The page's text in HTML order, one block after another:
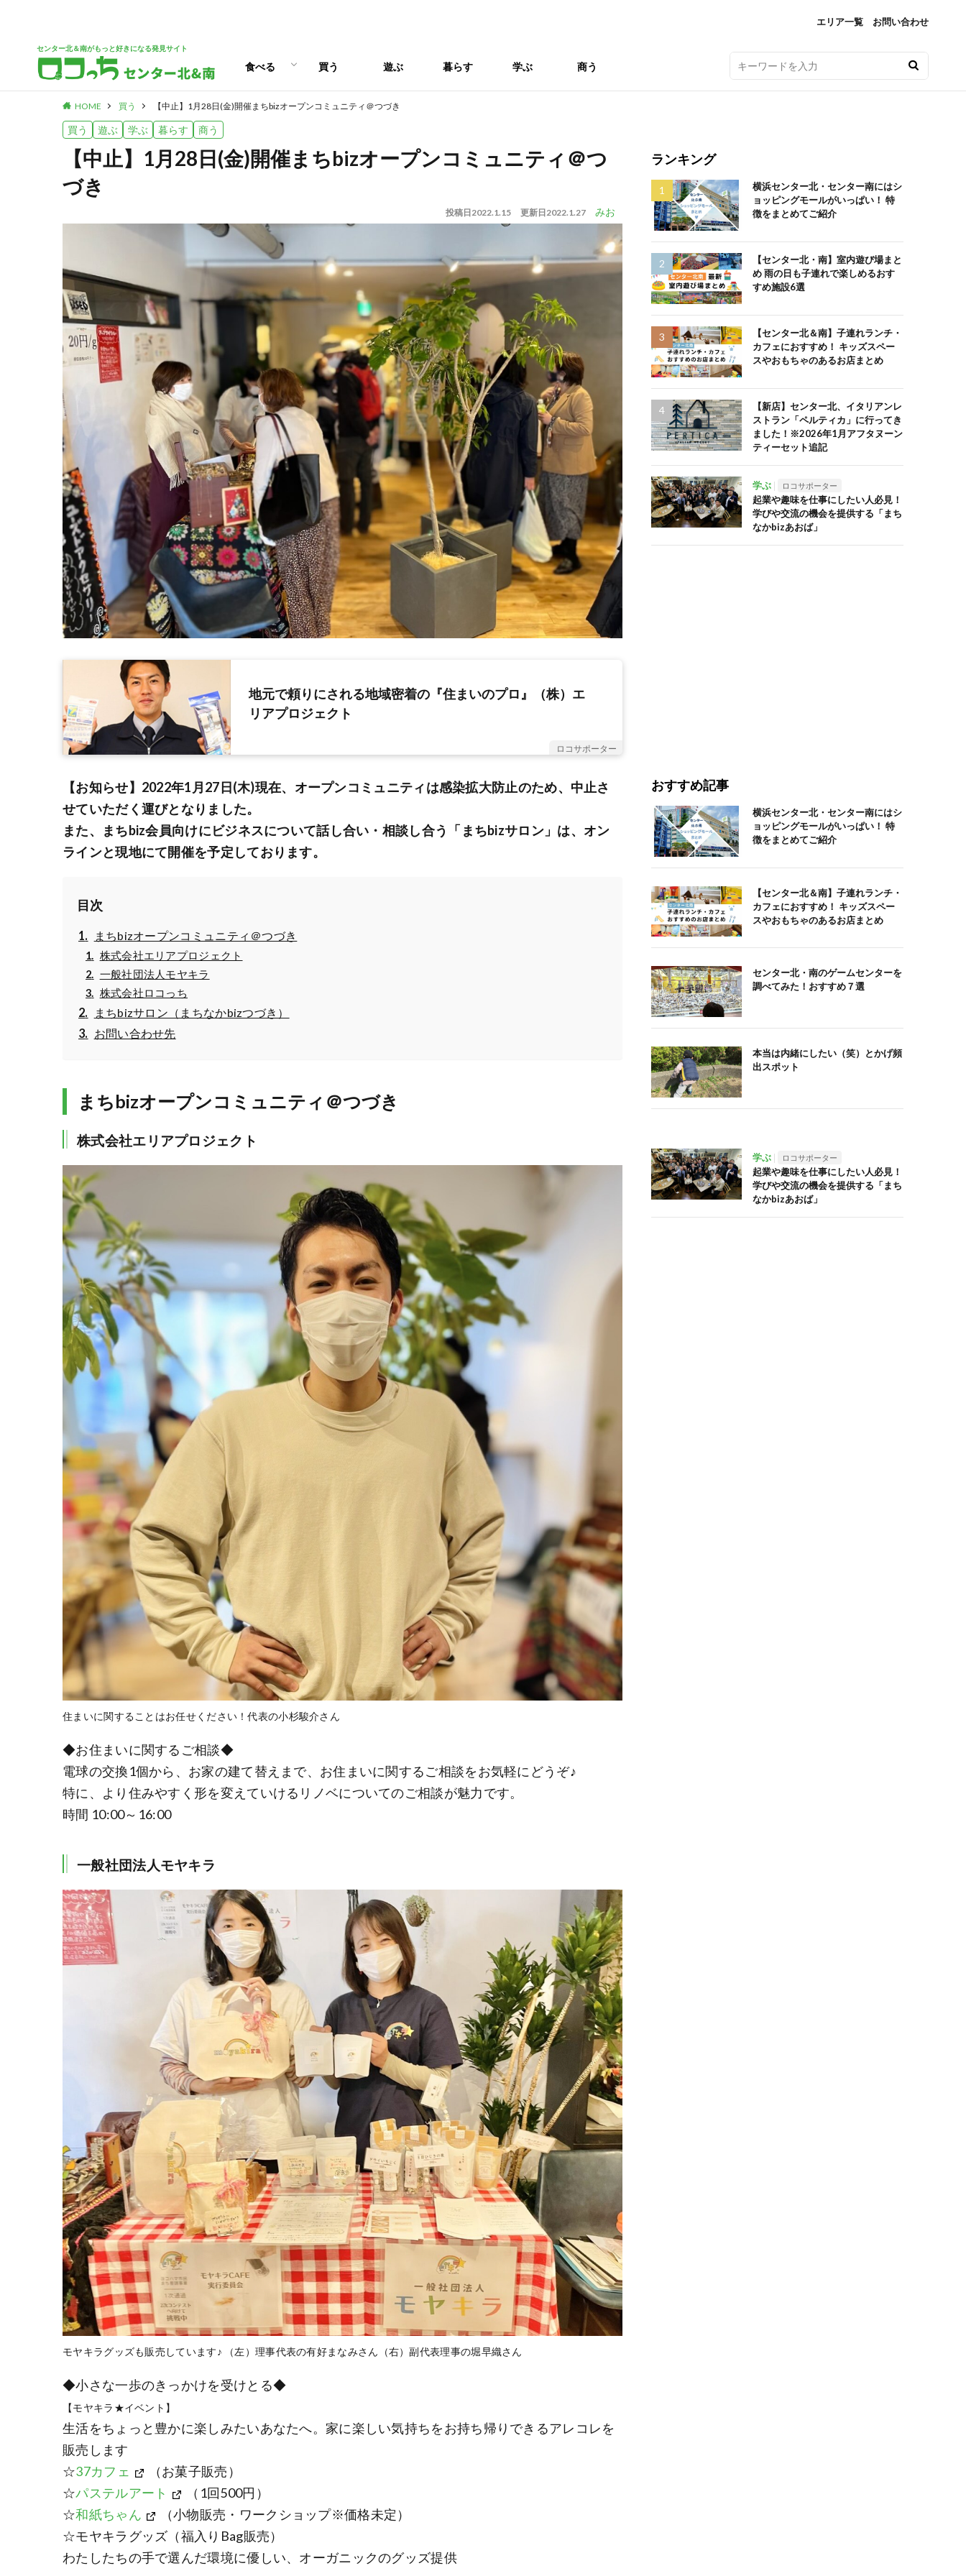
エリア一覧 お問い合わせ
センター北＆南がもっと好きになる発見サイト
食べる
パン
スイーツ
ランチ
カフェ
買う 遊ぶ 暮らす 学ぶ 商う
HOME 買う 【中止】1月28日(金)開催まちbizオープンコミュニティ＠つづき
買う 遊ぶ 学ぶ 暮らす 商う
【中止】1月28日(金)開催まちbizオープンコミュニティ＠つ
づき
投稿日2022.1.15 更新日2022.1.27 みお
地元で頼りにされる地域密着の『住まいのプロ』（株）エ
リアプロジェクト
ロコサポーター
【お知らせ】2022年1月27日(木)現在、オープンコミュニティは感染拡大防止のため、中止さ
せていただく運びとなりました。
また、まちbiz会員向けにビジネスについて話し合い・相談し合う「まちbizサロン」は、オン
ラインと現地にて開催を予定しております。
目次
まちbizオープンコミュニティ＠つづき
株式会社エリアプロジェクト
一般社団法人モヤキラ
株式会社ロコっち
まちbizサロン（まちなかbizつづき）
お問い合わせ先
まちbizオープンコミュニティ＠つづき
株式会社エリアプロジェクト
住まいに関することはお任せください！代表の小杉駿介さん
◆お住まいに関するご相談◆
電球の交換1個から、お家の建て替えまで、お住まいに関するご相談をお気軽にどうぞ♪
特に、より住みやすく形を変えていけるリノベについてのご相談が魅力です。
時間 10:00～16:00
一般社団法人モヤキラ
モヤキラグッズも販売しています♪ （左）理事代表の有好まなみさん（右）副代表理事の堀早織さん
◆小さな一歩のきっかけを受けとる◆
【モヤキラ★イベント】
生活をちょっと豊かに楽しみたいあなたへ。家に楽しい気持ちをお持ち帰りできるアレコレを
販売します
☆37カフェ
（お菓子販売）
☆パステルアート
（1回500円）
☆和紙ちゃん
（小物販売・ワークショップ※価格未定）
☆モヤキラグッズ（福入りBag販売）
わたしたちの手で選んだ環境に優しい、オーガニックのグッズ提供
ランキング
横浜センター北・センター南にはシ
ョッピングモールがいっぱい！ 特
徴をまとめてご紹介
【センター北・南】室内遊び場まと
め 雨の日も子連れで楽しめるおす
すめ施設6選
【センター北＆南】子連れランチ・
カフェにおすすめ！ キッズスペー
スやおもちゃのあるお店まとめ
【新店】センター北、イタリアンレ
ストラン「ペルティカ」に行ってき
ました！※2026年1月アフタヌーン
ティーセット追記
学ぶ ロコサポーター
起業や趣味を仕事にしたい人必見！
学びや交流の機会を提供する「まち
なかbizあおば」
おすすめ記事
横浜センター北・センター南にはシ
ョッピングモールがいっぱい！ 特
徴をまとめてご紹介
【センター北＆南】子連れランチ・
カフェにおすすめ！ キッズスペー
スやおもちゃのあるお店まとめ
センター北・南のゲームセンターを
調べてみた！おすすめ７選
本当は内緒にしたい（笑）とかげ頻
出スポット
学ぶ ロコサポーター
起業や趣味を仕事にしたい人必見！
学びや交流の機会を提供する「まち
なかbizあおば」